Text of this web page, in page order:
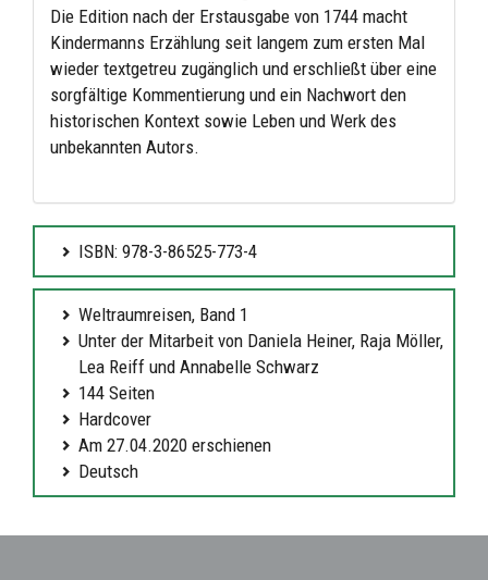
Die Edition nach der Erstausgabe von 1744 macht
Kindermanns Erzählung seit langem zum ersten Mal
wieder textgetreu zugänglich und erschließt über eine
sorgfältige Kommentierung und ein Nachwort den
historischen Kontext sowie Leben und Werk des
unbekannten Autors.
ISBN: 978-3-86525-773-4
Weltraumreisen, Band 1
Unter der Mitarbeit von Daniela Heiner, Raja Möller,
Lea Reiff und Annabelle Schwarz
144 Seiten
Hardcover
Am 27.04.2020 erschienen
Deutsch